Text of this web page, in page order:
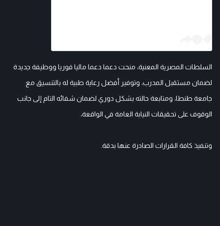
السلطات المصرية المعنية، منحت دعما دعما ماليا فوريا ووظيفة جديدة
لضمان مستقبل المدرب، وتوفير أفضل رعاية طبية له بالتنسيق مع
جامعة طنطا، ومتابعة حالته بشكل دوري لضمان شفائه التام إلى جانب
الوقوف على تحقيقات النيابة العامة في الواقعة،
وتنفيذ كافة القرارات الصادرة عنها بدقة.